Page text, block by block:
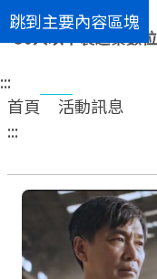
跳到主要內容區塊
:::
首頁
活動訊息
:::